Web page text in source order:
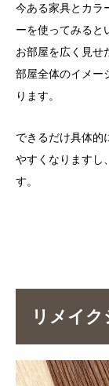
今ある家具とカラ
ーを使ってみると
お部屋を広く見せ
部屋全体のイメー
ります。
できるだけ具体的
やすくなりますし
す。
リメイ